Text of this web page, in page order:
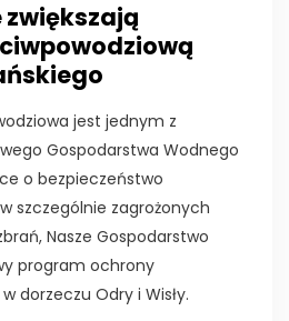
zwiększają
jest jednym z
Gospodarstwa Wodnego
o bezpieczeństwo
szczególnie zagrożonych
Nasze Gospodarstwo
program ochrony
dorzeczu Odry i Wisły.